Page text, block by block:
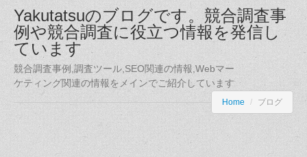
機能紹介
参考価格
依頼する
調査事例
ブログ
Yakutatsuのブログです。競合調査事
例や競合調査に役立つ情報を発信し
ています
競合調査事例,調査ツール,SEO関連の情報,Webマー
ケティング関連の情報をメインでご紹介しています
Home / ブログ